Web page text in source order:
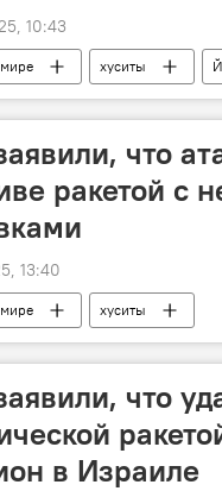
10:43
хуситы
что
ракетой с
13:40
хуситы
что
в Израиле